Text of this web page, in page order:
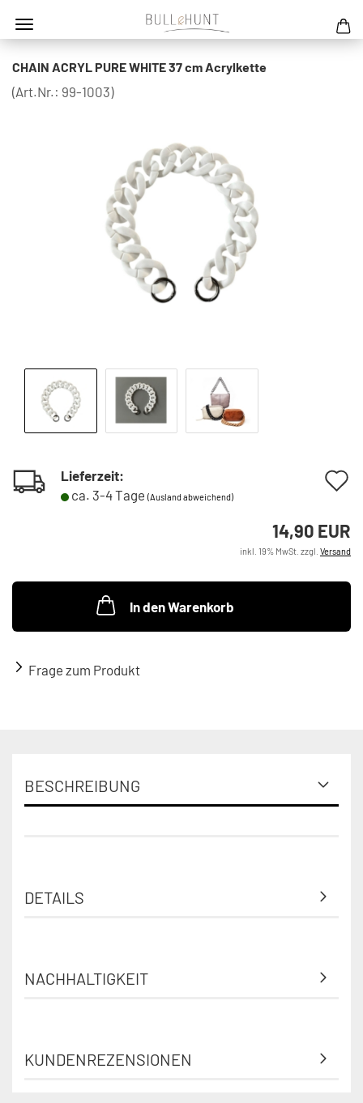
CHAIN ACRYL PURE WHITE 37 cm Acrylkette
(Art.Nr.: 99-1003)
Lieferzeit:
ca. 3-4 Tage (Ausland abweichend)
14,90 EUR
inkl. 19% MwSt. zzgl. Versand
In den Warenkorb
Frage zum Produkt
BESCHREIBUNG
DETAILS
NACHHALTIGKEIT
KUNDENREZENSIONEN